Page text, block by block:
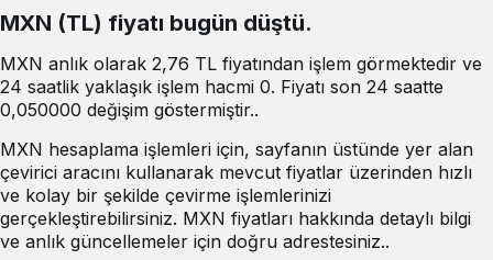
MXN (TL) fiyatı bugün düştü.
MXN anlık olarak 2,76 TL fiyatından işlem görmektedir ve
24 saatlik yaklaşık işlem hacmi 0. Fiyatı son 24 saatte
0,050000 değişim göstermiştir..
MXN hesaplama işlemleri için, sayfanın üstünde yer alan
çevirici aracını kullanarak mevcut fiyatlar üzerinden hızlı
ve kolay bir şekilde çevirme işlemlerinizi
gerçekleştirebilirsiniz. MXN fiyatları hakkında detaylı bilgi
ve anlık güncellemeler için doğru adrestesiniz..